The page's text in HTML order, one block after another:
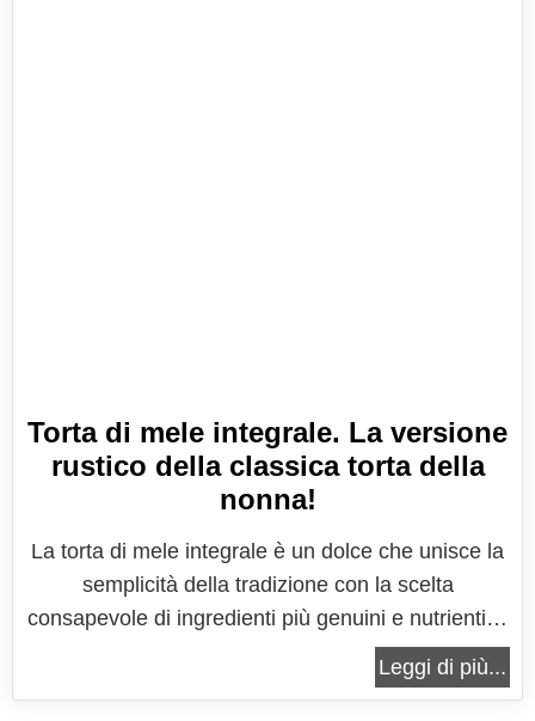
Torta di mele integrale. La versione
rustico della classica torta della
nonna!
La torta di mele integrale è un dolce che unisce la
semplicità della tradizione con la scelta
consapevole di ingredienti più genuini e nutrienti. Il
suo profumo caldo e avvolgente, che si diffonde in
cucina durante la cottura, richiama i pomeriggi
Leggi di più...